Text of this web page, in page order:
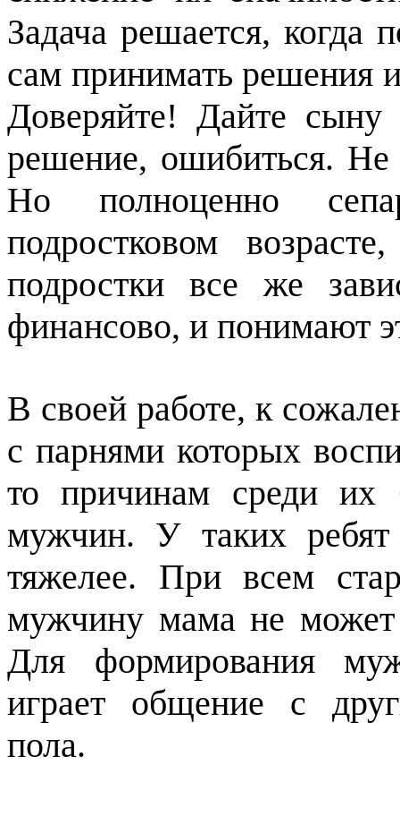
Задача решается, когда
сам принимать решения
Доверяйте! Дайте сыну
решение, ошибиться. Не
Но полноценно
подростковом
подростки все же
финансово, и понимают
В своей работе, к
с парнями которых
то причинам среди их
мужчин. У таких ребят
тяжелее. При всем
мужчину мама не
Для формирования
играет общение с
пола.